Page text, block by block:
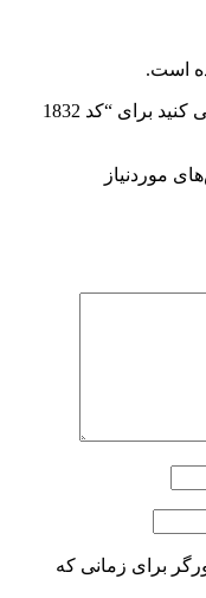
است.
اولین نفری باشید که دیدگاهی را ارسال می کنید برای “کد 1832
موردنیاز
برای زمانی که